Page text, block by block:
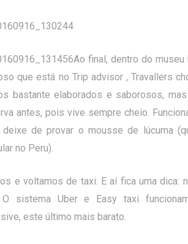
Ao final, dentro do
que está no Trip advisor , Travallers
bastante elaborados e saborosos,
antes, pois vive sempre cheio.
deixe de provar o mousse de lúcuma
no Peru).
e voltamos de taxi. E aí fica uma dica:
O sistema Uber e Easy taxi
este último mais barato.